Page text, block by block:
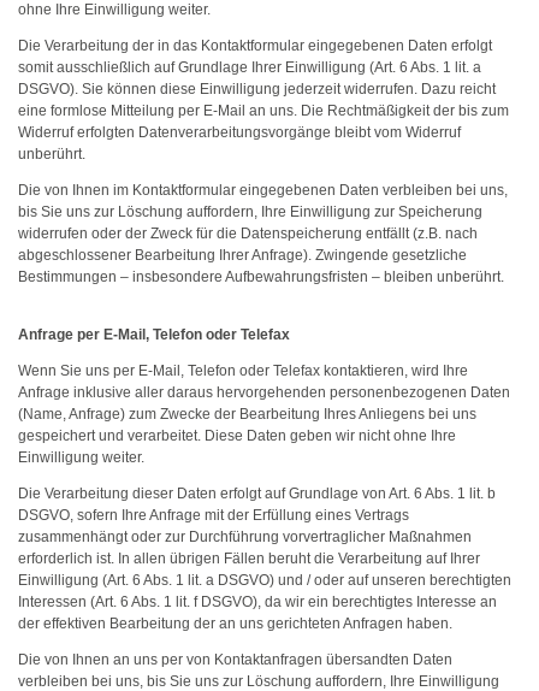
ohne Ihre Einwilligung weiter.
Die Verarbeitung der in das Kontaktformular eingegebenen Daten erfolgt
somit ausschließlich auf Grundlage Ihrer Einwilligung (Art. 6 Abs. 1 lit. a
DSGVO). Sie können diese Einwilligung jederzeit widerrufen. Dazu reicht
eine formlose Mitteilung per E-Mail an uns. Die Rechtmäßigkeit der bis zum
Widerruf erfolgten Datenverarbeitungsvorgänge bleibt vom Widerruf
unberührt.
Die von Ihnen im Kontaktformular eingegebenen Daten verbleiben bei uns,
bis Sie uns zur Löschung auffordern, Ihre Einwilligung zur Speicherung
widerrufen oder der Zweck für die Datenspeicherung entfällt (z.B. nach
abgeschlossener Bearbeitung Ihrer Anfrage). Zwingende gesetzliche
Bestimmungen – insbesondere Aufbewahrungsfristen – bleiben unberührt.
Anfrage per E-Mail, Telefon oder Telefax
Wenn Sie uns per E-Mail, Telefon oder Telefax kontaktieren, wird Ihre
Anfrage inklusive aller daraus hervorgehenden personenbezogenen Daten
(Name, Anfrage) zum Zwecke der Bearbeitung Ihres Anliegens bei uns
gespeichert und verarbeitet. Diese Daten geben wir nicht ohne Ihre
Einwilligung weiter.
Die Verarbeitung dieser Daten erfolgt auf Grundlage von Art. 6 Abs. 1 lit. b
DSGVO, sofern Ihre Anfrage mit der Erfüllung eines Vertrags
zusammenhängt oder zur Durchführung vorvertraglicher Maßnahmen
erforderlich ist. In allen übrigen Fällen beruht die Verarbeitung auf Ihrer
Einwilligung (Art. 6 Abs. 1 lit. a DSGVO) und / oder auf unseren berechtigten
Interessen (Art. 6 Abs. 1 lit. f DSGVO), da wir ein berechtigtes Interesse an
der effektiven Bearbeitung der an uns gerichteten Anfragen haben.
Die von Ihnen an uns per von Kontaktanfragen übersandten Daten
verbleiben bei uns, bis Sie uns zur Löschung auffordern, Ihre Einwilligung